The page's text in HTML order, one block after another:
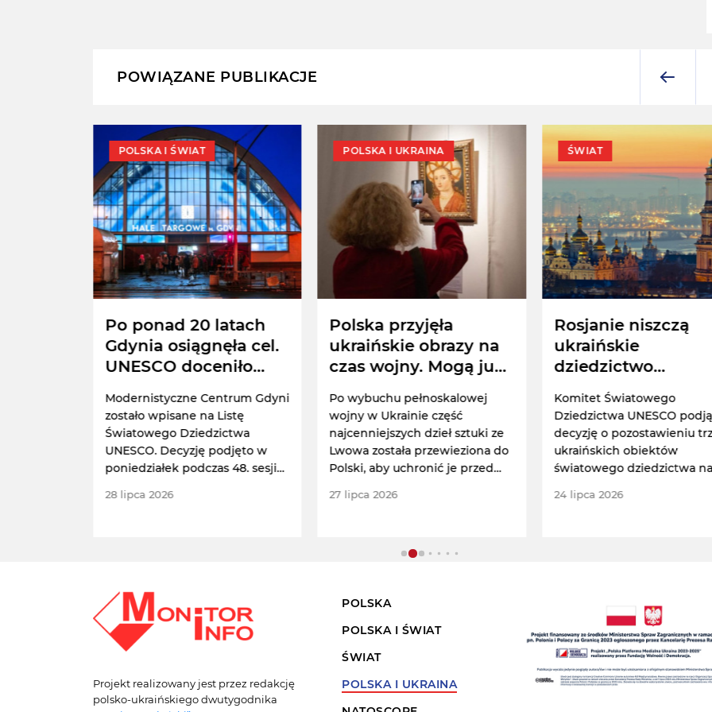
POWIĄZANE PUBLIKACJE
POLSKA I ŚWIAT
Po ponad 20 latach
Gdynia osiągnęła cel.
UNESCO doceniło
Modernistyczne Centrum Gdyni
zostało wpisane na Listę
Światowego Dziedzictwa
UNESCO. Decyzję podjęto w
poniedziałek podczas 48. sesji
południowokoreańskim
28 lipca 2026
POLSKA I UKRAINA
Polska przyjęła
ukraińskie obrazy na
czas wojny. Mogą już
Po wybuchu pełnoskalowej
wojny w Ukrainie część
najcenniejszych dzieł sztuki ze
Lwowa została przewieziona do
Polski, aby uchronić je przed
27 lipca 2026
ŚWIAT
Rosjanie niszczą
ukraińskie
dziedzictwo
kulturowe. UNESCO
alarmuje
Komitet Światowego
Dziedzictwa UNESCO
decyzję o pozostawieniu
ukraińskich obiektów
światowego dziedzictwa
24 lipca 2026
Projekt realizowany jest przez redakcję
polsko-ukraińskiego dwutygodnika
POLSKA
POLSKA I ŚWIAT
ŚWIAT
POLSKA I UKRAINA